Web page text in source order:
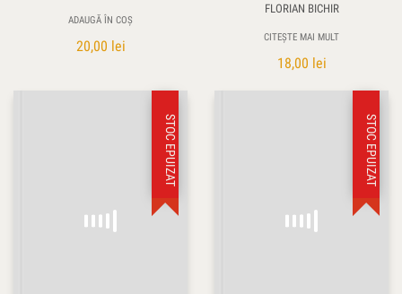
ADAUGĂ ÎN COȘ
20,00 lei
FLORIAN BICHIR
CITEȘTE MAI MULT
18,00 lei
STOC EPUIZAT STOC EPUIZAT